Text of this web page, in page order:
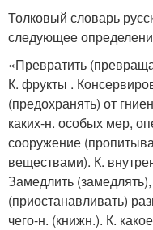
Толковый словарь
следующее
«Превратить
К. фрукты .
(предохранять) от
каких-н. особых мер,
сооружение
веществами). К.
Замедлить
(приостанавливать)
чего-н. (книжн.). К.